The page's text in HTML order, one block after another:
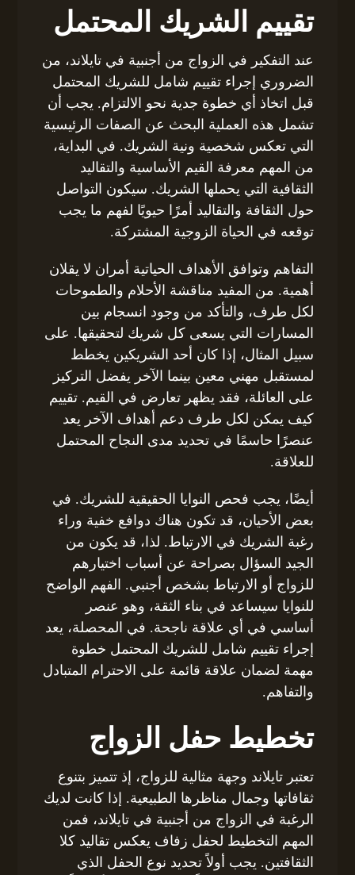
تقييم الشريك المحتمل
عند التفكير في الزواج من أجنبية في تايلاند، من
الضروري إجراء تقييم شامل للشريك المحتمل
قبل اتخاذ أي خطوة جدية نحو الالتزام. يجب أن
تشمل هذه العملية البحث عن الصفات الرئيسية
التي تعكس شخصية ونية الشريك. في البداية،
من المهم معرفة القيم الأساسية والتقاليد
الثقافية التي يحملها الشريك. سيكون التواصل
حول الثقافة والتقاليد أمرًا حيويًا لفهم ما يجب
توقعه في الحياة الزوجية المشتركة.
التفاهم وتوافق الأهداف الحياتية أمران لا يقلان
أهمية. من المفيد مناقشة الأحلام والطموحات
لكل طرف، والتأكد من وجود انسجام بين
المسارات التي يسعى كل شريك لتحقيقها. على
سبيل المثال، إذا كان أحد الشريكين يخطط
لمستقبل مهني معين بينما الآخر يفضل التركيز
على العائلة، فقد يظهر تعارض في القيم. تقييم
كيف يمكن لكل طرف دعم أهداف الآخر يعد
عنصرًا حاسمًا في تحديد مدى النجاح المحتمل
للعلاقة.
أيضًا، يجب فحص النوايا الحقيقية للشريك. في
بعض الأحيان، قد تكون هناك دوافع خفية وراء
رغبة الشريك في الارتباط. لذا، قد يكون من
الجيد السؤال بصراحة عن أسباب اختيارهم
للزواج أو الارتباط بشخص أجنبي. الفهم الواضح
للنوايا سيساعد في بناء الثقة، وهو عنصر
أساسي في أي علاقة ناجحة. في المحصلة، يعد
إجراء تقييم شامل للشريك المحتمل خطوة
مهمة لضمان علاقة قائمة على الاحترام المتبادل
والتفاهم.
تخطيط حفل الزواج
تعتبر تايلاند وجهة مثالية للزواج، إذ تتميز بتنوع
ثقافاتها وجمال مناظرها الطبيعية. إذا كانت لديك
الرغبة في الزواج من أجنبية في تايلاند، فمن
المهم التخطيط لحفل زفاف يعكس تقاليد كلا
الثقافتين. يجب أولاً تحديد نوع الحفل الذي